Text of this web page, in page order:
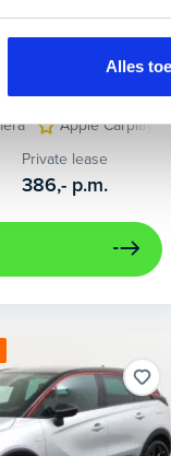
Alles
digitaal
E
Apple Carplay/
Private lease
386,- p.m.